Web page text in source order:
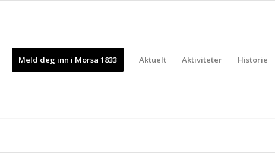
Meld deg inn i Morsa 1833 Aktuelt Aktiviteter Historie